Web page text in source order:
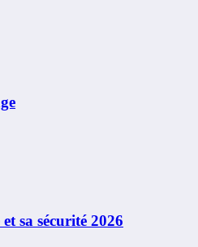
sa sécurité 2026